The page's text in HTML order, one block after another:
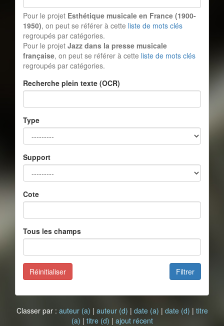
Pour le projet Esthétique musicale en France (1900-
1950), on peut se référer à cette liste de mots clés
regroupés par catégories.
Pour le projet Jazz dans la presse musicale
française, on peut se référer à cette liste de mots clés
regroupés par catégories.
Recherche plein texte (OCR)
Type
Support
Cote
Tous les champs
Filtrer
Réinitialiser
Classer par : auteur (a) | auteur (d) | date (a) | date (d) | titre
(a) | titre (d) | ajout récent